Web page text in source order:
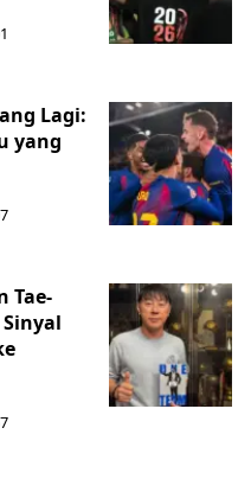
Lagi:
yang
Tae-